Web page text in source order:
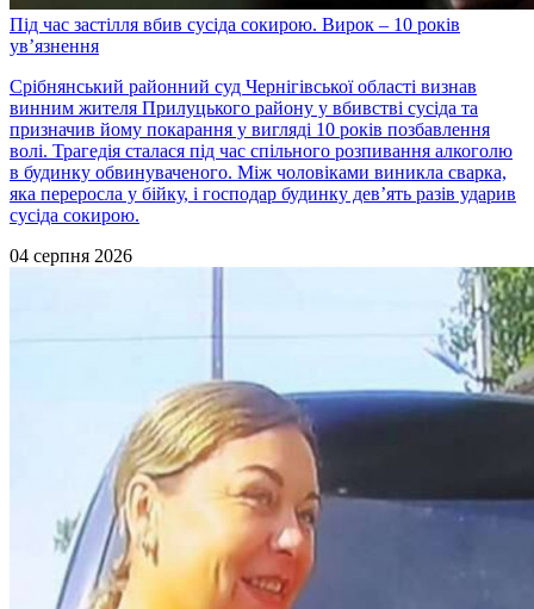
Під час застілля вбив сусіда сокирою. Вирок – 10 років
ув’язнення
Срібнянський районний суд Чернігівської області визнав
винним жителя Прилуцького району у вбивстві сусіда та
призначив йому покарання у вигляді 10 років позбавлення
волі. Трагедія сталася під час спільного розпивання алкоголю
в будинку обвинуваченого. Між чоловіками виникла сварка,
яка переросла у бійку, і господар будинку дев’ять разів ударив
сусіда сокирою.
04 серпня 2026